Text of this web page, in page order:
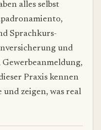
alles selbst
Sprachkurs-
und
Praxis kennen
zeigen, was real